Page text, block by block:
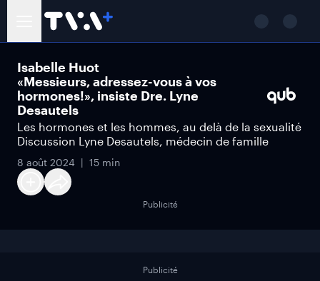
Isabelle Huot
«Messieurs, adressez-vous à vos
hormones!», insiste Dre. Lyne
Desautels
Les hormones et les hommes, au delà de la sexualité
Discussion Lyne Desautels, médecin de famille
8 août 2024 15 min
Publicité
Publicité